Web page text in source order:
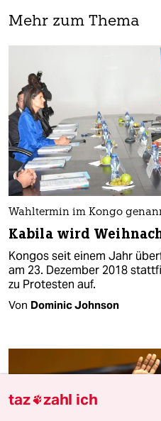
Mehr zum Thema
Wahltermin im Kongo
Kabila wird
Kongos seit einem Jahr
am 23. Dezember 2018
zu Protesten auf.
Von Dominic Johnson
taz zahl ich